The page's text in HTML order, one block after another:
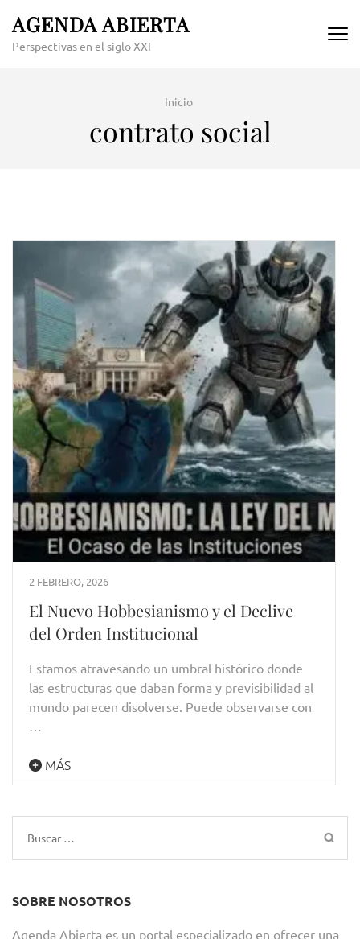
content
AGENDA ABIERTA
Perspectivas en el siglo XXI
Inicio
contrato social
2 FEBRERO, 2026
El Nuevo Hobbesianismo y el Declive
del Orden Institucional
Estamos atravesando un umbral histórico donde
las estructuras que daban forma y previsibilidad al
mundo parecen disolverse. Puede observarse con
…
MÁS
Buscar:
SOBRE NOSOTROS
Agenda Abierta es un portal especializado en ofrecer una